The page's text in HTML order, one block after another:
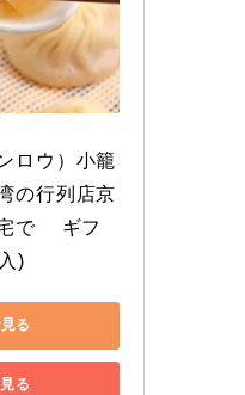
ロウ）小籠
の行列店京
で 　ギフ
)
る
る